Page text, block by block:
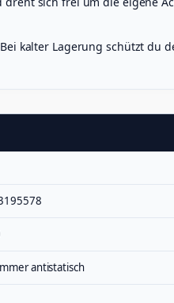
kalter Lagerung schützt du
antistatisch